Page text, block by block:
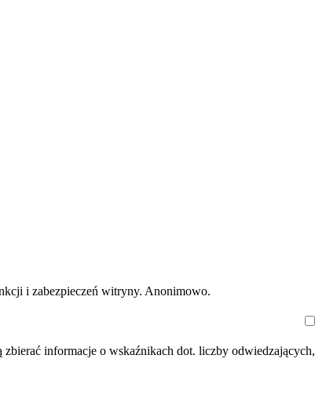
i zabezpieczeń witryny. Anonimowo.
informacje o wskaźnikach dot. liczby odwiedzających,